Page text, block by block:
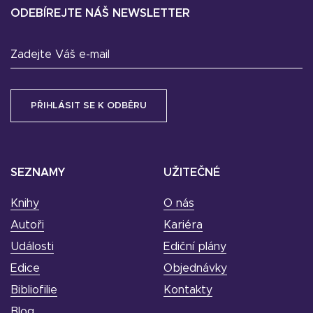
SEZNAMY
Knihy
Autoři
Události
Edice
Bibliofilie
UŽITEČNÉ
O nás
Kariéra
Ediční plány
Objednávky
Kontakty
ODEBÍREJTE NÁŠ NEWSLETTER
Zadejte Váš e-mail